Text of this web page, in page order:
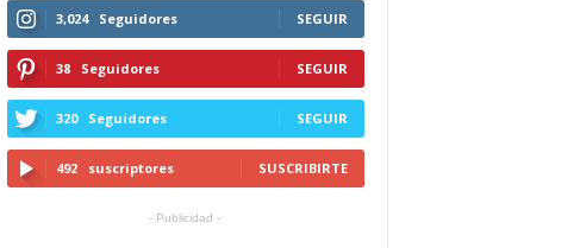
3,024 Seguidores SEGUIR
38 Seguidores SEGUIR
320 Seguidores SEGUIR
492 suscriptores SUSCRIBIRTE
- Publicidad -